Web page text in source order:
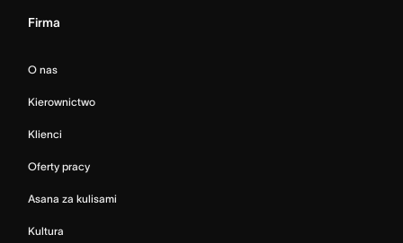
Firma
O nas
Kierownictwo
Klienci
Oferty pracy
Asana za kulisami
Kultura